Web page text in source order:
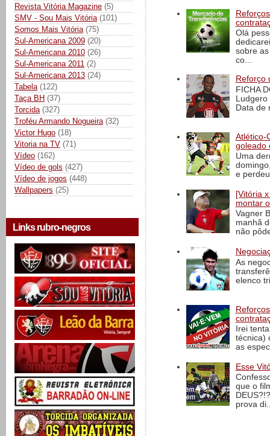
Revista Vitória Magazine (5)
SMV - Sou Mais Vitória (101)
Somos Mais Vitória (75)
Sul-Americana 2009 (20)
Sul-Americana 2010 (26)
Sul-Americana 2011 (2)
Sul-Americana 2013 (24)
Tabela (122)
Taça BH (37)
Torcida (327)
Troféu Armando Nogueira (32)
Victor Hugo (18)
Vitoria na TV (71)
Vídeo (162)
Vídeo de gols (427)
Vídeo de jogos (448)
Wallpapers (25)
Links rubro-negros
Olá
sobre
co...
Reforço
FICHA
Ludgero
Data de
Atlético-
goleado
Uma
e
[Vitória
montar
Vagner
manhã
não
As
elenco
Irei
técnica)
as
Esse
que o
prova